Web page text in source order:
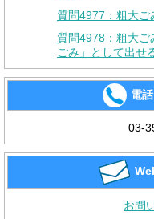
質問4977：粗大ご
質問4978：粗大ご
ごみ」として出せ
電
03-
お問